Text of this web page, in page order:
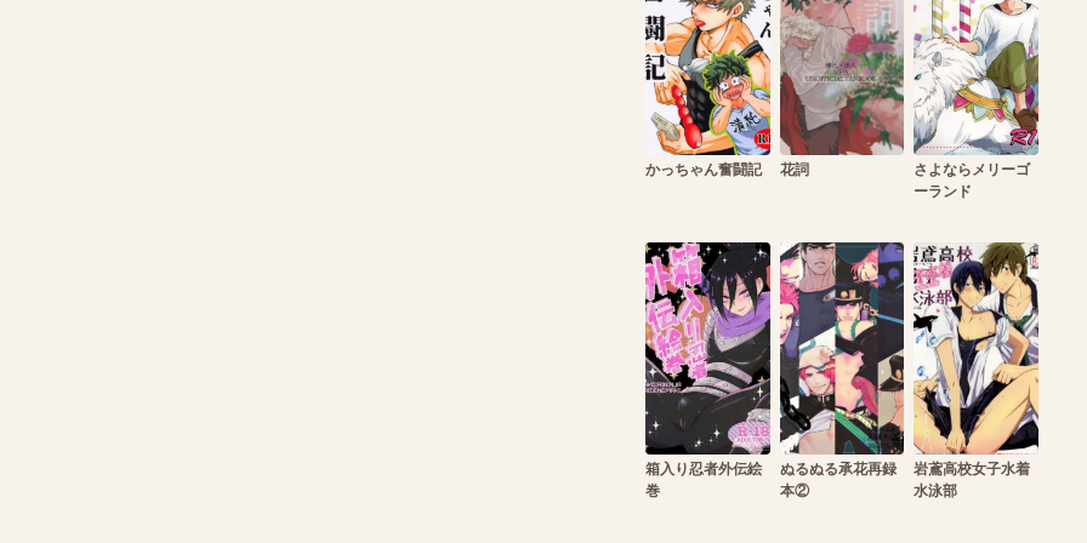
かっちゃん奮闘記 花詞
さよならメリーゴ
ーランド
箱入り忍者外伝絵
巻
ぬるぬる承花再録
本②
岩鳶高校女子水着
水泳部